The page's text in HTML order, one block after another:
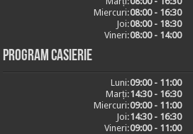
Miercuri:08:00 - 16:30
Joi:08:00 - 18:30
Vineri:08:00 - 14:00
Program casierie
Luni:09:00 - 11:00
Marți:14:30 - 16:30
Miercuri:09:00 - 11:00
Joi:14:30 - 16:30
Vineri:09:00 - 11:00